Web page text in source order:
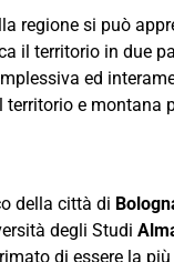
regione si può
il territorio in due
ed
e montana
della città di
degli Studi
di essere la